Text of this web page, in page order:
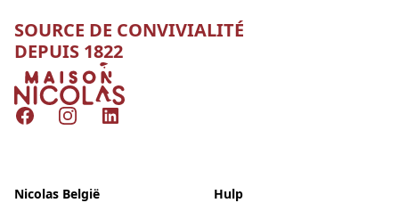
SOURCE DE CONVIVIALITÉ
DEPUIS 1822
Nicolas
FacebookInstagramLinkedIn
Nicolas België Hulp